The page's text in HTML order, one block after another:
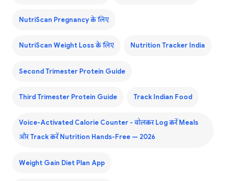
NutriScan Pregnancy के लिए
NutriScan Weight Loss के लिए Nutrition Tracker India
Second Trimester Protein Guide
Third Trimester Protein Guide Track Indian Food
Voice-Activated Calorie Counter - बोलकर Log करें Meals
और Track करें Nutrition Hands-Free — 2026
Weight Gain Diet Plan App